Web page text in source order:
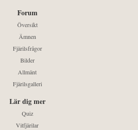
Forum
Översikt
Ämnen
Fjärilsfrågor
Bilder
Allmänt
Fjärilsgalleri
Lär dig mer
Quiz
Vitfjärilar